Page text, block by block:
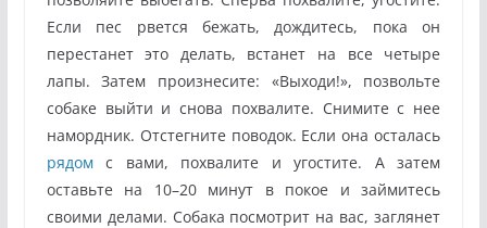
Если пес рвется бежать, дождитесь, пока он
перестанет это делать, встанет на все четыре
лапы. Затем произнесите: «Выходи!», позвольте
собаке выйти и снова похвалите. Снимите с нее
намордник. Отстегните поводок. Если она осталась
рядомс вами, похвалите и угостите. А затем
оставьте на 10–20 минут в покое и займитесь
своими делами. Собака посмотрит на вас, заглянет